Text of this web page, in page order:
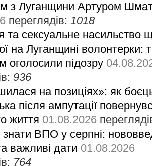
з Луганщини Артуром
переглядів: 1018
та сексуальне насильство
на Луганщині волонтерки:
оголосили підозру
936
на позиціях»: як
після ампутації
життя 01.08.2026
ВПО у серпні:
важливі дати 01.08.2026
764